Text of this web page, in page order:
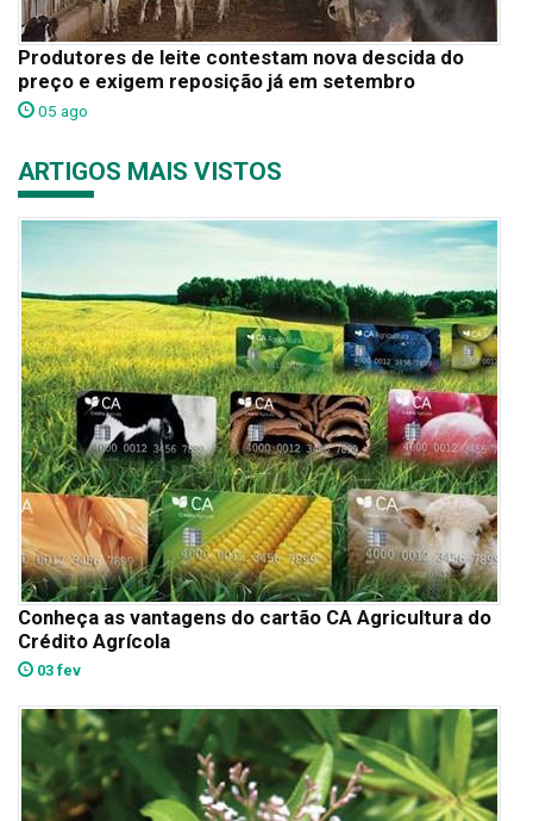
Produtores de leite contestam nova descida do
preço e exigem reposição já em setembro
05 ago
ARTIGOS MAIS VISTOS
Conheça as vantagens do cartão CA Agricultura do
Crédito Agrícola
03 fev